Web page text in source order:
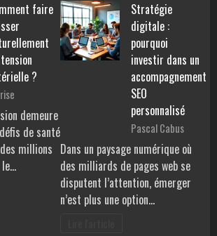
faire
?
demeure
de santé
millions
le…
Stratégie
digitale :
pourquoi
investir dans un
accompagnement
SEO
personnalisé
Pascal Cabus
Dans un paysage numérique où
des milliards de pages web se
disputent l’attention, émerger
n’est plus une option…